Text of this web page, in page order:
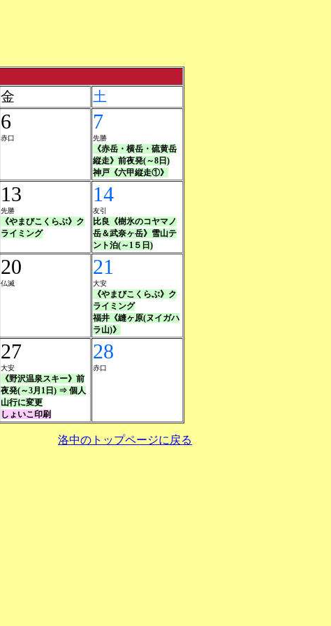
金 土
6
赤口
7
先勝
《赤岳・横岳・硫黄岳
縦走》前夜発(～8日)
神戸《六甲縦走①》
13
先勝
《やまびこくらぶ》ク
ライミング
14
友引
比良《樹氷のコヤマノ
岳＆武奈ヶ岳》雪山テ
ント泊(～1５日)
20
仏滅
21
大安
《やまびこくらぶ》ク
ライミング
福井《縫ヶ原(ヌイガハ
ラ山)》
27
大安
《野沢温泉スキー》前
夜発(～3月1日) ⇒ 個人
山行に変更
しょいこ印刷
28
赤口
洛中のトップページに戻る